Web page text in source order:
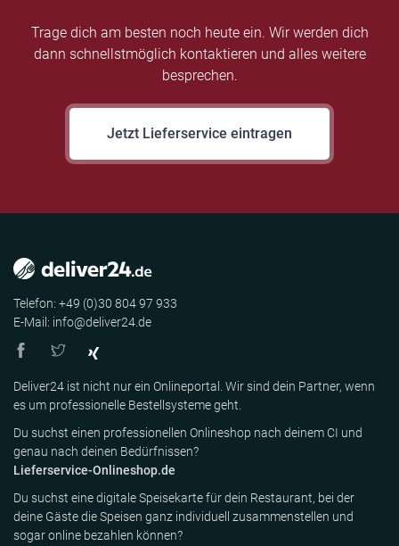
Trage dich am besten noch heute ein. Wir werden dich
dann schnellstmöglich kontaktieren und alles weitere
besprechen.
Jetzt Lieferservice eintragen
Telefon: +49 (0)30 804 97 933
E-Mail: info@deliver24.de
Deliver24 ist nicht nur ein Onlineportal. Wir sind dein Partner, wenn
es um professionelle Bestellsysteme geht.
Du suchst einen professionellen Onlineshop nach deinem CI und
genau nach deinen Bedürfnissen?
Lieferservice-Onlineshop.de
Du suchst eine digitale Speisekarte für dein Restaurant, bei der
deine Gäste die Speisen ganz individuell zusammenstellen und
sogar online bezahlen können?